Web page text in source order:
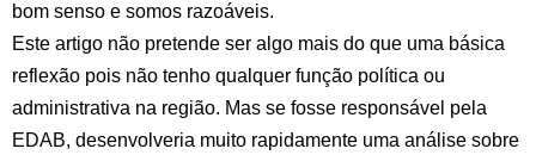
bom senso e somos razoáveis.
Este artigo não pretende ser algo mais do que uma básica
reflexão pois não tenho qualquer função política ou
administrativa na região. Mas se fosse responsável pela
EDAB, desenvolveria muito rapidamente uma análise sobre